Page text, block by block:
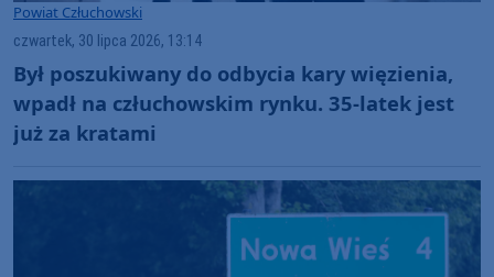
Powiat Człuchowski
czwartek, 30 lipca 2026, 13:14
Był poszukiwany do odbycia kary więzienia,
wpadł na człuchowskim rynku. 35-latek jest
już za kratami